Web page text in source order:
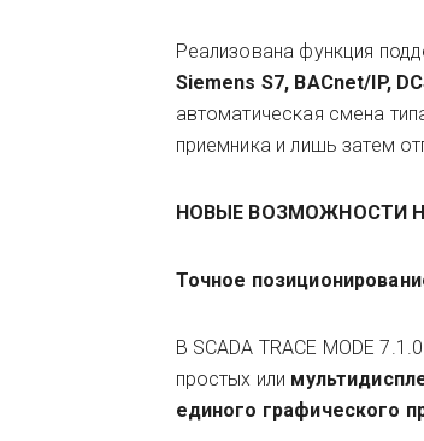
Реализована функция
Siemens S7, BACnet/IP,
автоматическая смена
приемника и лишь затем
НОВЫЕ ВОЗМОЖНОСТИ
Точное
В SCADA TRACE MODE
простых или
единого графического